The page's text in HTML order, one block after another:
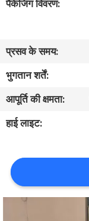
भ्रमण
गुणवत्ता
नियंत्रण
करें
पैकेजिंग विवरण:
प्रसव के समय:
भुगतान शर्तें:
आपूर्ति की क्षमता:
हाई लाइट: